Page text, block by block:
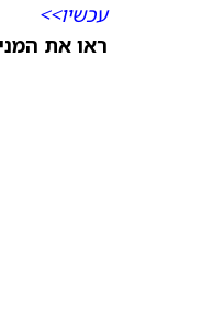
עכשיו>>
ראו את